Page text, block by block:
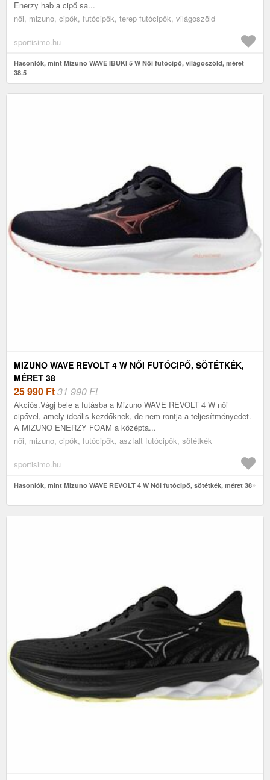
Enerzy hab a cipő sa...
női, mizuno, cipők, futócipők, terep futócipők, világoszöld
sportisimo.hu
Hasonlók, mint Mizuno WAVE IBUKI 5 W Női futócipő, világoszöld, méret
38.5
MIZUNO WAVE REVOLT 4 W NŐI FUTÓCIPŐ, SÖTÉTKÉK,
MÉRET 38
25 990 Ft31 990 Ft
Akciós.Vágj bele a futásba a Mizuno WAVE REVOLT 4 W női
cipővel, amely ideális kezdőknek, de nem rontja a teljesítményedet.
A MIZUNO ENERZY FOAM a középta...
női, mizuno, cipők, futócipők, aszfalt futócipők, sötétkék
sportisimo.hu
Hasonlók, mint Mizuno WAVE REVOLT 4 W Női futócipő, sötétkék, méret 38